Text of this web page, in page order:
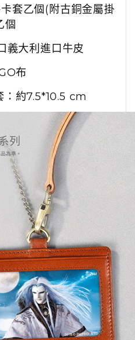
套乙個(附古銅金屬掛
個
義大利進口牛皮
布
約7.5*10.5 cm